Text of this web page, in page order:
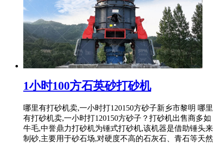
1小时100方石英砂打砂机
哪里有打砂机卖,一小时打120150方砂子新乡市黎明 哪里
有打砂机卖,一小时打120150方砂子？打砂机出售商多如
牛毛,中誉鼎力打砂机为锤式打砂机,该机器是借助锤头来
制砂,主要用于砂石场,对硬度不高的石灰石、青石等天然